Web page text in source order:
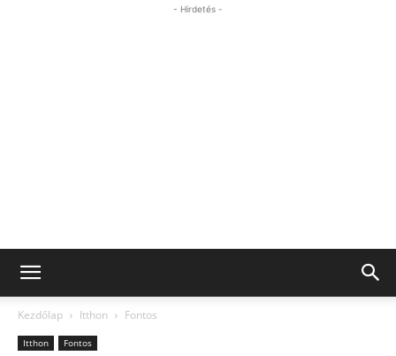
- Hirdetés -
Kezdőlap Itthon Fontos
Itthon Fontos